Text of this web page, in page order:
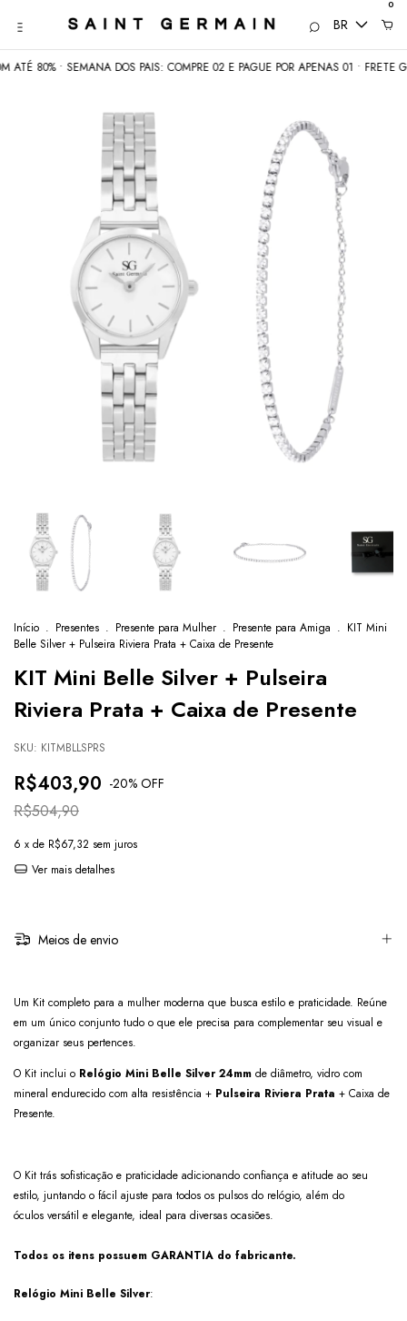
BR
0
80% • SEMANA DOS PAIS: COMPRE 02 E PAGUE POR APENAS 01 • FRETE
Início . Presentes . Presente para Mulher . Presente para Amiga . KIT Mini
Belle Silver + Pulseira Riviera Prata + Caixa de Presente
KIT Mini Belle Silver + Pulseira
Riviera Prata + Caixa de Presente
SKU: KITMBLLSPRS
R$403,90 -20% OFF
R$504,90
6 x de R$67,32 sem juros
Ver mais detalhes
Meios de envio
Um Kit completo para a mulher moderna que busca estilo e praticidade. Reúne
em um único conjunto tudo o que ele precisa para complementar seu visual e
organizar seus pertences.
O Kit inclui o Relógio Mini Belle Silver 24mm de diâmetro, vidro com
mineral endurecido com alta resistência + Pulseira Riviera Prata + Caixa de
Presente.
O Kit trás sofisticação e praticidade adicionando confiança e atitude ao seu
estilo, juntando o fácil ajuste para todos os pulsos do relógio, além do
óculos versátil e elegante, ideal para diversas ocasiões.
Todos os itens possuem GARANTIA do fabricante.
Relógio Mini Belle Silver: